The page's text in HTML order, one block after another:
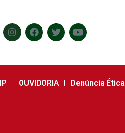
OUVIDORIA Denúncia Ética